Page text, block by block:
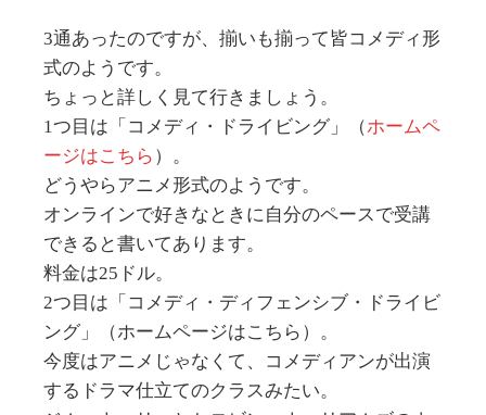
3通あったのですが、揃いも揃って皆コメディ形
式のようです。
ちょっと詳しく見て行きましょう。
1つ目は「コメディ・ドライビング」（ホームペ
ージはこちら ）。
どうやらアニメ形式のようです。
オンラインで好きなときに自分のペースで受講
できると書いてあります。
料金は25ドル。
2つ目は「コメディ・ディフェンシブ・ドライビ
ング」（ホームページはこちら）。
今度はアニメじゃなくて、コメディアンが出演
するドラマ仕立てのクラスみたい。